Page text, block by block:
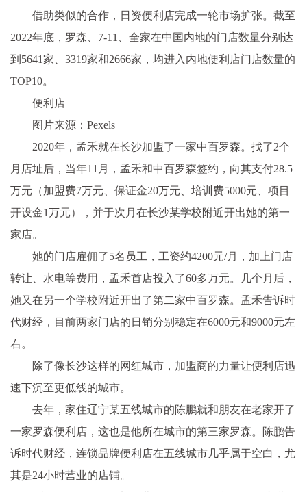
借助类似的合作，日资便利店完成一轮市场扩张。截至
2022年底，罗森、7-11、全家在中国内地的门店数量分别达
到5641家、3319家和2666家，均进入内地便利店门店数量的
TOP10。
便利店
图片来源：Pexels
2020年，孟禾就在长沙加盟了一家中百罗森。找了2个
月店址后，当年11月，孟禾和中百罗森签约，向其支付28.5
万元（加盟费7万元、保证金20万元、培训费5000元、项目
开设金1万元），并于次月在长沙某学校附近开出她的第一
家店。
她的门店雇佣了5名员工，工资约4200元/月，加上门店
转让、水电等费用，孟禾首店投入了60多万元。几个月后，
她又在另一个学校附近开出了第二家中百罗森。孟禾告诉时
代财经，目前两家门店的日销分别稳定在6000元和9000元左
右。
除了像长沙这样的网红城市，加盟商的力量让便利店迅
速下沉至更低线的城市。
去年，家住辽宁某五线城市的陈鹏就和朋友在老家开了
一家罗森便利店，这也是他所在城市的第三家罗森。陈鹏告
诉时代财经，连锁品牌便利店在五线城市几乎属于空白，尤
其是24小时营业的店铺。